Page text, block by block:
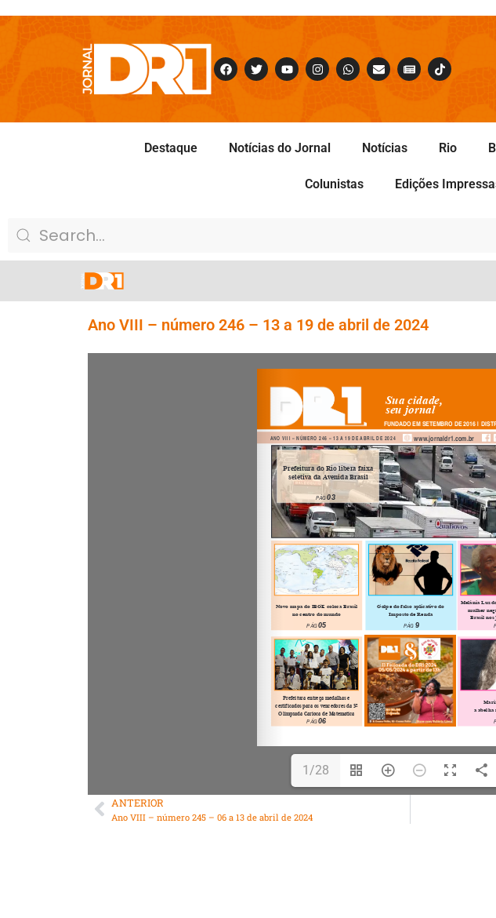
Destaque Notícias do Jornal Notícias Rio
Colunistas Edições
Ano VIII – número 246 – 13 a 19 de abril de 2024
1/28
ANTERIOR
Ano VIII – número 245 – 06 a 13 de abril de 2024